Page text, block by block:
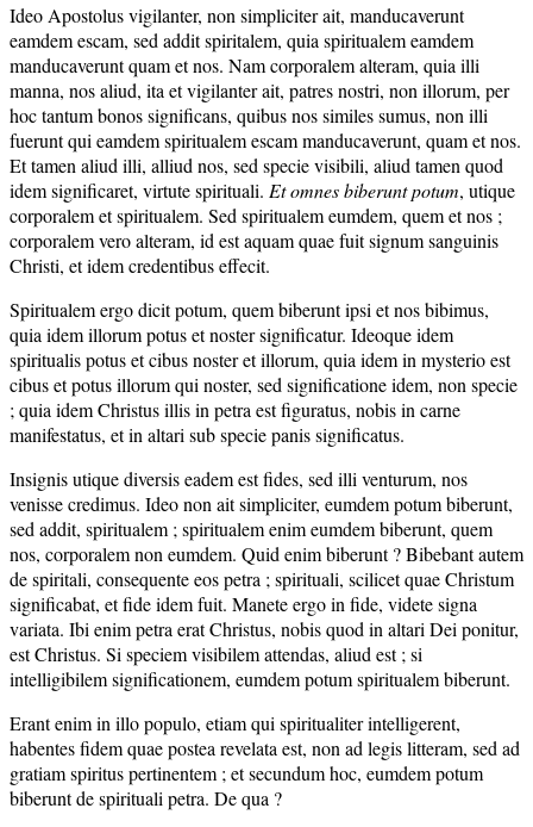
Ideo Apostolus vigilanter, non simpliciter ait, manducaverunt
eamdem escam, sed addit spiritalem, quia spiritualem eamdem
manducaverunt quam et nos. Nam corporalem alteram, quia illi
manna, nos aliud, ita et vigilanter ait, patres nostri, non illorum, per
hoc tantum bonos significans, quibus nos similes sumus, non illi
fuerunt qui eamdem spiritualem escam manducaverunt, quam et nos.
Et tamen aliud illi, alliud nos, sed specie visibili, aliud tamen quod
idem significaret, virtute spirituali. Et omnes biberunt potum, utique
corporalem et spiritualem. Sed spiritualem eumdem, quem et nos ;
corporalem vero alteram, id est aquam quae fuit signum sanguinis
Christi, et idem credentibus effecit.
Spiritualem ergo dicit potum, quem biberunt ipsi et nos bibimus,
quia idem illorum potus et noster significatur. Ideoque idem
spiritualis potus et cibus noster et illorum, quia idem in mysterio est
cibus et potus illorum qui noster, sed significatione idem, non specie
; quia idem Christus illis in petra est figuratus, nobis in carne
manifestatus, et in altari sub specie panis significatus.
Insignis utique diversis eadem est fides, sed illi venturum, nos
venisse credimus. Ideo non ait simpliciter, eumdem potum biberunt,
sed addit, spiritualem ; spiritualem enim eumdem biberunt, quem
nos, corporalem non eumdem. Quid enim biberunt ? Bibebant autem
de spiritali, consequente eos petra ; spirituali, scilicet quae Christum
significabat, et fide idem fuit. Manete ergo in fide, videte signa
variata. Ibi enim petra erat Christus, nobis quod in altari Dei ponitur,
est Christus. Si speciem visibilem attendas, aliud est ; si
intelligibilem significationem, eumdem potum spiritualem biberunt.
Erant enim in illo populo, etiam qui spiritualiter intelligerent,
habentes fidem quae postea revelata est, non ad legis litteram, sed ad
gratiam spiritus pertinentem ; et secundum hoc, eumdem potum
biberunt de spirituali petra. De qua ?